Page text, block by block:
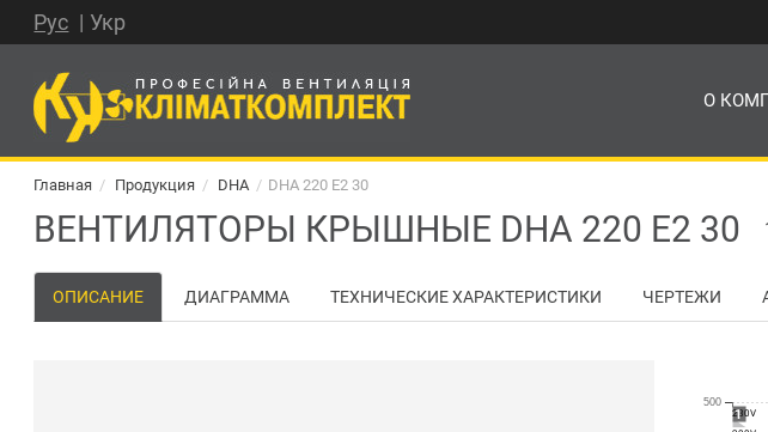
Рус Укр
О
Главная Продукция DHA DHA 220 E2 30
ВЕНТИЛЯТОРЫ КРЫШНЫЕ DHA 220 E2 30
ОПИСАНИЕ ДИАГРАММА ТЕХНИЧЕСКИЕ ХАРАКТЕРИСТИКИ ЧЕРТЕЖИ
500
230V
1